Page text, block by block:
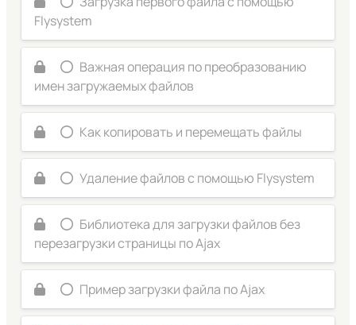
Flysystem
Важная операция по преобразованию
имен загружаемых файлов
Как копировать и перемещать файлы
Удаление файлов с помощью Flysystem
Библиотека для загрузки файлов без
перезагрузки страницы по Ajax
Пример загрузки файла по Ajax